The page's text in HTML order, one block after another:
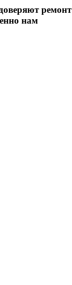
ремонт
нам